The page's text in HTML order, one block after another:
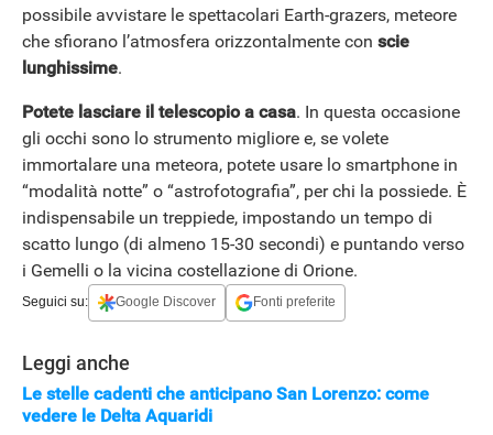
possibile avvistare le spettacolari Earth-grazers, meteore
che sfiorano l’atmosfera orizzontalmente con scie
lunghissime.
Potete lasciare il telescopio a casa. In questa occasione
gli occhi sono lo strumento migliore e, se volete
immortalare una meteora, potete usare lo smartphone in
“modalità notte” o “astrofotografia”, per chi la possiede. È
indispensabile un treppiede, impostando un tempo di
scatto lungo (di almeno 15-30 secondi) e puntando verso
i Gemelli o la vicina costellazione di Orione.
Seguici su: Google Discover Fonti preferite
Leggi anche
Le stelle cadenti che anticipano San Lorenzo: come
vedere le Delta Aquaridi